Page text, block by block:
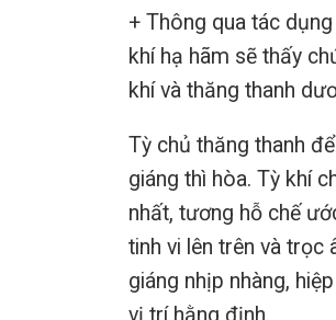
+ Thông qua tác
khí hạ hãm sẽ thấy
khí và thăng thanh
Tỳ chủ thăng thanh
giáng thì hòa. Tỳ khí
nhất, tương hỗ chế
tinh vi lên trên và trọc
giáng nhịp nhàng,
vị trí hằng định.